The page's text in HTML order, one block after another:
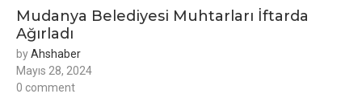
Mudanya Belediyesi Muhtarları İftarda
Ağırladı
byAhshaber
Mayıs 28, 2024
0 comment